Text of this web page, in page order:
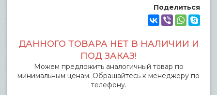
Поделиться
ДАННОГО ТОВАРА НЕТ В НАЛИЧИИ И
ПОД ЗАКАЗ!
Можем предложить аналогичный товар по
минимальным ценам. Обращайтесь к менеджеру по
телефону.